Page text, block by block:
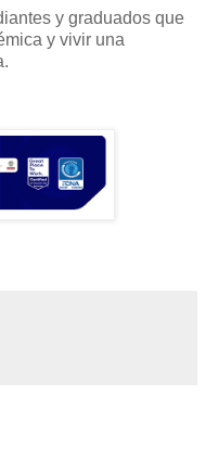
y graduados que
y vivir una